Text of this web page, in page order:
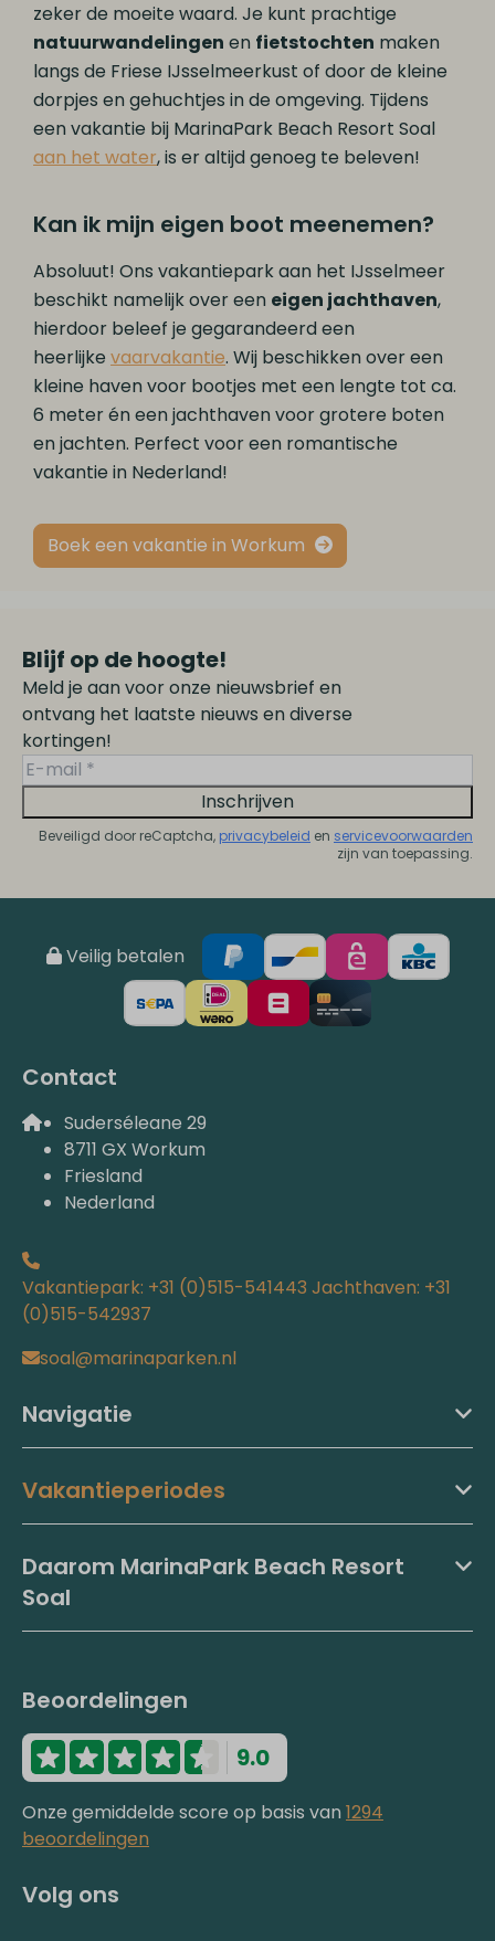
zeker de moeite waard. Je kunt prachtige
natuurwandelingen en fietstochten maken
langs de Friese IJsselmeerkust of door de kleine
dorpjes en gehuchtjes in de omgeving. Tijdens
een vakantie bij MarinaPark Beach Resort Soal
aan het water, is er altijd genoeg te beleven!
Kan ik mijn eigen boot meenemen?
Absoluut! Ons vakantiepark aan het IJsselmeer
beschikt namelijk over een eigen jachthaven,
hierdoor beleef je gegarandeerd een
heerlijkevaarvakantie. Wij beschikken over een
kleine haven voor bootjes met een lengte tot ca.
6 meter én een jachthaven voor grotere boten
en jachten. Perfect voor een romantische
vakantie in Nederland!
Boek een vakantie in Workum
Blijf op de hoogte!
Meld je aan voor onze nieuwsbrief en
ontvang het laatste nieuws en diverse
kortingen!
Inschrijven
Beveiligd door reCaptcha, privacybeleid en servicevoorwaarden
zijn van toepassing.
Veilig betalen
Contact
Suderséleane 29
8711 GX Workum
Friesland
Nederland
Vakantiepark: +31 (0)515-541443 Jachthaven: +31
(0)515-542937
soal@marinaparken.nl
Navigatie
Vakantieperiodes
Daarom MarinaPark Beach Resort
Soal
Beoordelingen
9.0
Onze gemiddelde score op basis van 1294
beoordelingen
Volg ons